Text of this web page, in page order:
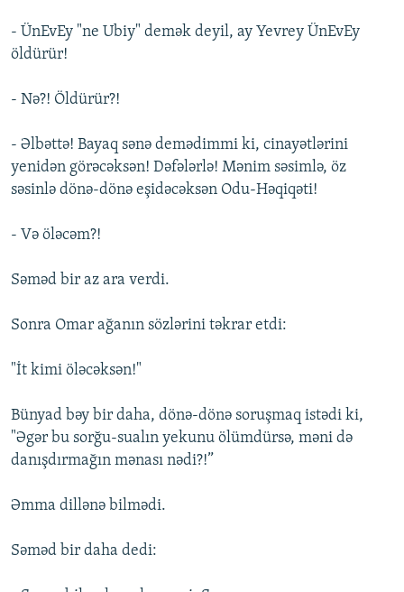
- ÜnEvEy "ne Ubiy" demək deyil, ay Yevrey ÜnEvEy
öldürür!
- Nə?! Öldürür?!
- Əlbəttə! Bayaq sənə demədimmi ki, cinayətlərini
yenidən görəcəksən! Dəfələrlə! Mənim səsimlə, öz
səsinlə dönə-dönə eşidəcəksən Odu-Həqiqəti!
- Və öləcəm?!
Səməd bir az ara verdi.
Sonra Omar ağanın sözlərini təkrar etdi:
"İt kimi öləcəksən!"
Bünyad bəy bir daha, dönə-dönə soruşmaq istədi ki,
"Əgər bu sorğu-sualın yekunu ölümdürsə, məni də
danışdırmağın mənası nədi?!”
Əmma dillənə bilmədi.
Səməd bir daha dedi: